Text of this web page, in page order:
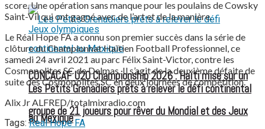
CONCACAF U20 Championship 2026 : Haïti mise sur un
groupe de 21 joueurs pour rêver du Mondial et des Jeux
Les Petits Grenadiers prêts à relever le défi continental
au Mexique
score. Une opération sans manque pour les poulains de Cowsky
Saint-Vil qui ont gagné avec de l’art et de la manière.
Le Réal Hope FA a connu son premier succès dans la série de
clôture du Championnat Haïtien Football Professionnel, ce
samedi 24 avril 2021 au parc Félix Saint-Victor, contre les
Cosmopolites SC de Delmas. Il s’agit de la deuxième défaite de
suite des Cosmopolites SC en deux journées de compétition.
Alix Jr ALFRED/totalmixradio.com
Tags: Real Hope FA